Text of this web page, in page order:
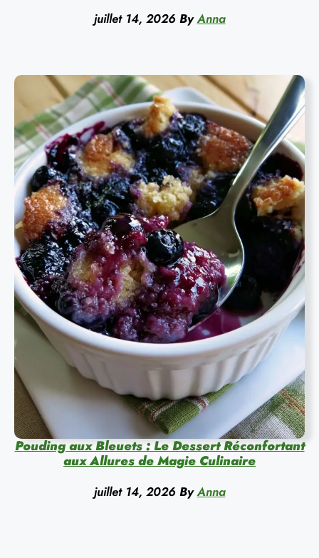
juillet 14, 2026 By Anna
Pouding aux Bleuets : Le Dessert Réconfortant
aux Allures de Magie Culinaire
juillet 14, 2026 By Anna